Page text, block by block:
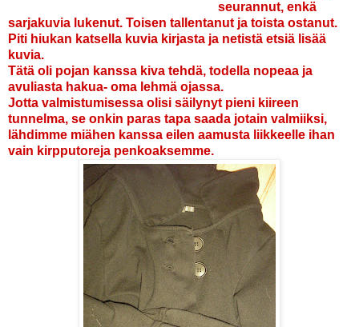
seurannut, enkä
sarjakuvia lukenut. Toisen tallentanut ja toista ostanut.
Piti hiukan katsella kuvia kirjasta ja netistä etsiä lisää
kuvia.
Tätä oli pojan kanssa kiva tehdä, todella nopeaa ja
avuliasta hakua- oma lehmä ojassa.
Jotta valmistumisessa olisi säilynyt pieni kiireen
tunnelma, se onkin paras tapa saada jotain valmiiksi,
lähdimme miähen kanssa eilen aamusta liikkeelle ihan
vain kirpputoreja penkoaksemme.